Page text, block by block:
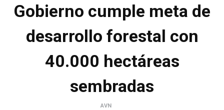
Gobierno cumple meta de
desarrollo forestal con
40.000 hectáreas
sembradas
AVN